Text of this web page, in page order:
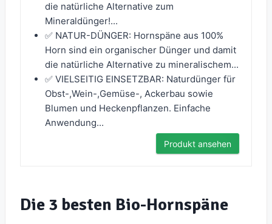
die natürliche Alternative zum
Mineraldünger!...
✅ NATUR-DÜNGER: Hornspäne aus 100%
Horn sind ein organischer Dünger und damit
die natürliche Alternative zu mineralischem...
✅ VIELSEITIG EINSETZBAR: Naturdünger für
Obst-,Wein-,Gemüse-, Ackerbau sowie
Blumen und Heckenpflanzen. Einfache
Anwendung...
Produkt ansehen
Die 3 besten Bio-Hornspäne